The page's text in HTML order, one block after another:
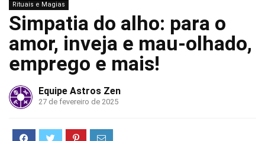
Rituais e Magias
Simpatia do alho: para o
amor, inveja e mau-olhado,
emprego e mais!
Equipe Astros Zen
27 de fevereiro de 2025